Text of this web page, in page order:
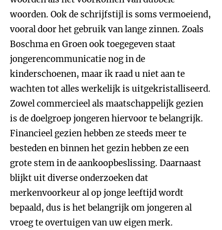
woorden. Ook de schrijfstijl is soms vermoeiend,
vooral door het gebruik van lange zinnen. Zoals
Boschma en Groen ook toegegeven staat
jongerencommunicatie nog in de
kinderschoenen, maar ik raad u niet aan te
wachten tot alles werkelijk is uitgekristalliseerd.
Zowel commercieel als maatschappelijk gezien
is de doelgroep jongeren hiervoor te belangrijk.
Financieel gezien hebben ze steeds meer te
besteden en binnen het gezin hebben ze een
grote stem in de aankoopbeslissing. Daarnaast
blijkt uit diverse onderzoeken dat
merkenvoorkeur al op jonge leeftijd wordt
bepaald, dus is het belangrijk om jongeren al
vroeg te overtuigen van uw eigen merk.